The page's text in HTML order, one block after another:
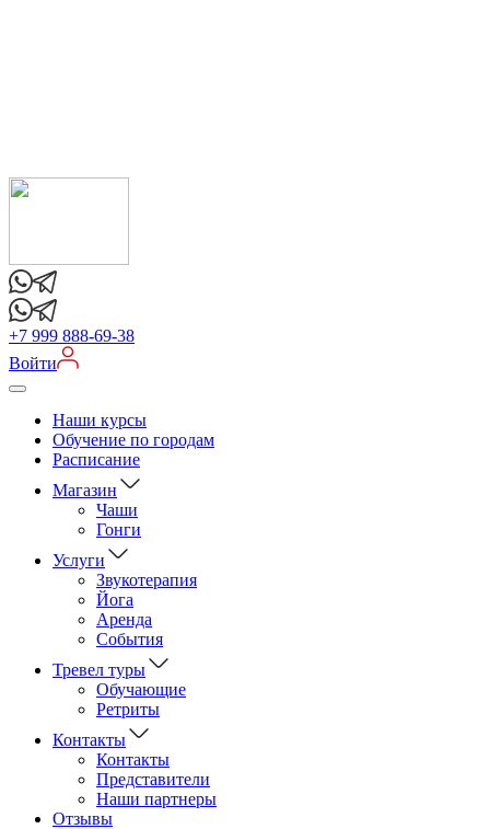
+7 999 888-69-38
Войти
Наши курсы
Обучение по городам
Расписание
Магазин
Чаши
Гонги
Услуги
Звукотерапия
Йога
Аренда
События
Тревел туры
Обучающие
Ретриты
Контакты
Контакты
Представители
Наши партнеры
Отзывы